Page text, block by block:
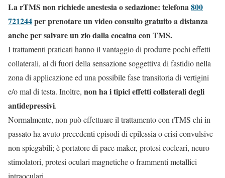
La rTMS non richiede anestesia o sedazione: telefona800
721244per prenotare un video consulto gratuito a distanza
anche per salvare un zio dalla cocaina con TMS.
I trattamenti praticati hanno il vantaggio di produrre pochi effetti
collaterali, al di fuori della sensazione soggettiva di fastidio nella
zona di applicazione ed una possibile fase transitoria di vertigini
e/o mal di testa. Inoltre, non ha i tipici effetti collaterali degli
antidepressivi.
Normalmente, non può effettuare il trattamento con rTMS chi in
passato ha avuto precedenti episodi di epilessia o crisi convulsive
non spiegabili; è portatore di pace maker, protesi cocleari, neuro
stimolatori, protesi oculari magnetiche o frammenti metallici
intraoculari.